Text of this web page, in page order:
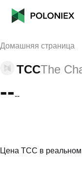
Домашняя страница
TCCThe
----
Цена TCC в